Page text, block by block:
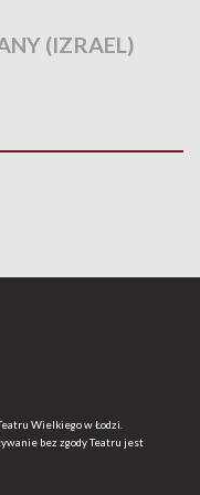
(IZRAEL)
Wielkiego w Łodzi.
bez zgody Teatru jest